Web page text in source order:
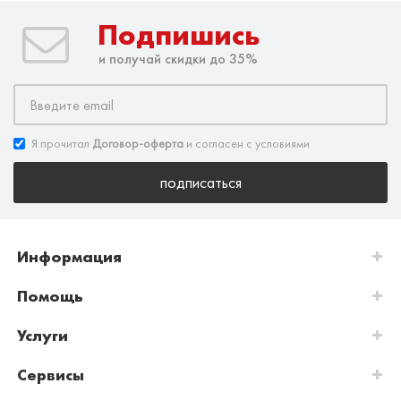
Подпишись
и получай скидки до 35%
Я прочитал Договор-оферта и согласен с условиями
подписаться
Информация
Помощь
Услуги
Сервисы